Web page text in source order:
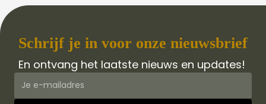
Schrijf je in voor onze nieuwsbrief
En ontvang het laatste nieuws en updates!